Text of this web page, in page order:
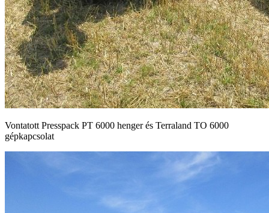
Vontatott Presspack PT 6000 henger és Terraland TO 6000
gépkapcsolat